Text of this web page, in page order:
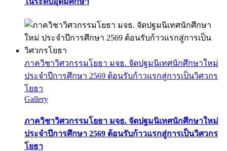
ภาควิชาวิศวกรรมโยธา มจธ. จัดปฐมนิเทศนักศึกษาใหม่
ประจำปีการศึกษา 2569 ต้อนรับก้าวแรกสู่การเป็นวิศวกร
โยธา
Gallery
ภาควิชาวิศวกรรมโยธา มจธ. จัดปฐมนิเทศนักศึกษาใหม่
ประจำปีการศึกษา 2569 ต้อนรับก้าวแรกสู่การเป็นวิศวกร
โยธา